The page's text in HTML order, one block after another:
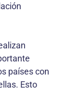
países con
Esto